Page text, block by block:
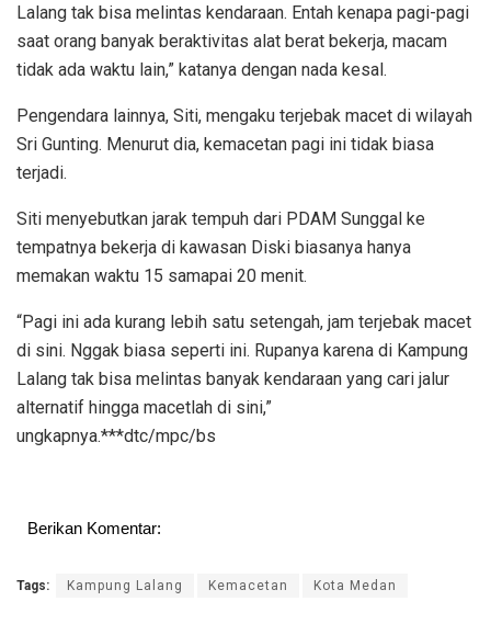
Lalang tak bisa melintas kendaraan. Entah kenapa pagi-pagi
saat orang banyak beraktivitas alat berat bekerja, macam
tidak ada waktu lain,” katanya dengan nada kesal.
Pengendara lainnya, Siti, mengaku terjebak macet di wilayah
Sri Gunting. Menurut dia, kemacetan pagi ini tidak biasa
terjadi.
Siti menyebutkan jarak tempuh dari PDAM Sunggal ke
tempatnya bekerja di kawasan Diski biasanya hanya
memakan waktu 15 samapai 20 menit.
“Pagi ini ada kurang lebih satu setengah, jam terjebak macet
di sini. Nggak biasa seperti ini. Rupanya karena di Kampung
Lalang tak bisa melintas banyak kendaraan yang cari jalur
alternatif hingga macetlah di sini,”
ungkapnya.***dtc/mpc/bs
Berikan Komentar:
Tags: Kampung Lalang Kemacetan Kota Medan